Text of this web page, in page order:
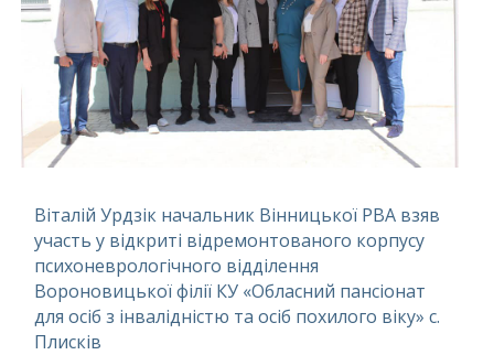
Віталій Урдзік начальник Вінницької РВА взяв
участь у відкриті відремонтованого корпусу
психоневрологічного відділення
Вороновицької філії КУ «Обласний пансіонат
для осіб з інвалідністю та осіб похилого віку» с.
Плисків